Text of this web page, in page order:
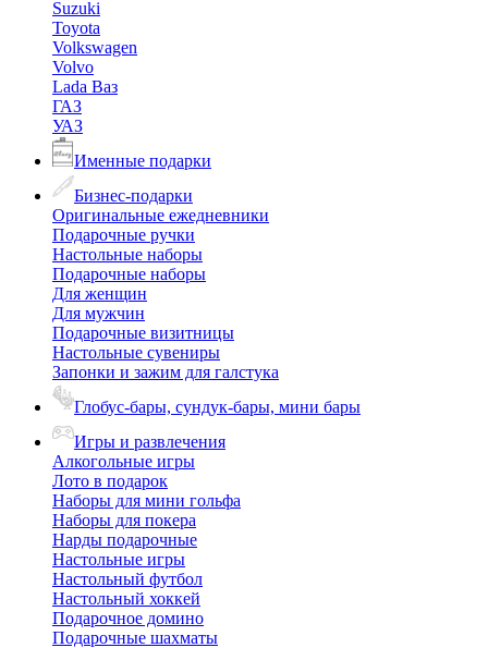
Suzuki
Toyota
Volkswagen
Volvo
Lada Ваз
ГАЗ
УАЗ
Именные подарки
Бизнес-подарки
Оригинальные ежедневники
Подарочные ручки
Настольные наборы
Подарочные наборы
Для женщин
Для мужчин
Подарочные визитницы
Настольные сувениры
Запонки и зажим для галстука
Глобус-бары, сундук-бары, мини бары
Игры и развлечения
Алкогольные игры
Лото в подарок
Наборы для мини гольфа
Наборы для покера
Нарды подарочные
Настольные игры
Настольный футбол
Настольный хоккей
Подарочное домино
Подарочные шахматы